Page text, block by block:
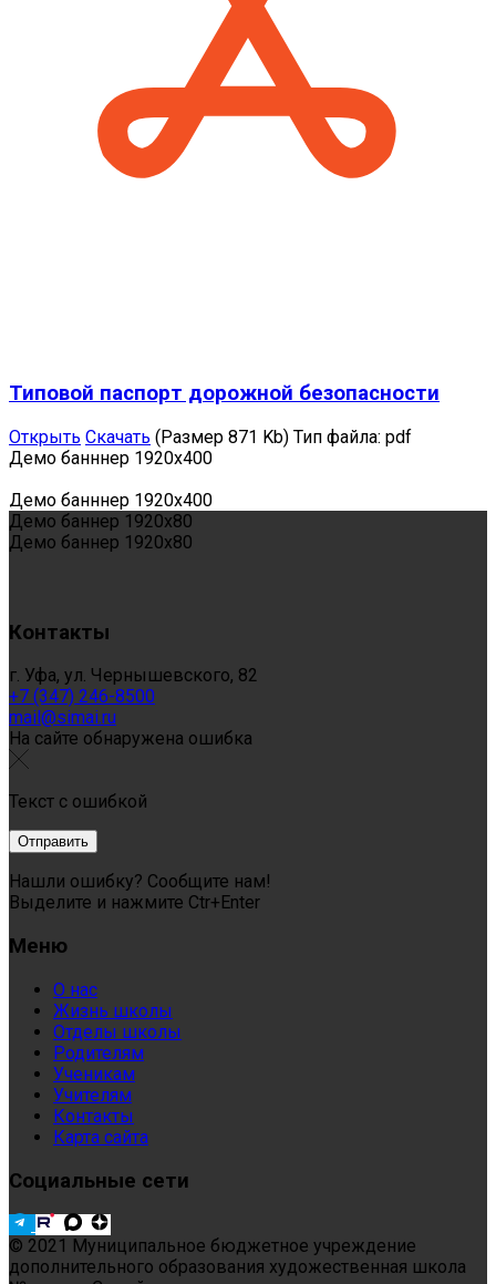
Типовой паспорт дорожной безопасности
Открыть Скачать (Размер 871 Kb) Тип файла: pdf
Демо банннер 1920х400
Демо банннер 1920х400
Демо баннер 1920x80
Демо баннер 1920x80
Контакты
г. Уфа, ул. Чернышевского, 82
+7 (347) 246-8500
mail@simai.ru
На сайте обнаружена ошибка
Текст с ошибкой
Нашли ошибку? Сообщите нам!
Выделите и нажмите Ctr+Enter
Меню
О нас
Жизнь школы
Отделы школы
Родителям
Ученикам
Учителям
Контакты
Карта сайта
Социальные сети
© 2021 Муниципальное бюджетное учреждение
дополнительного образования художественная школа